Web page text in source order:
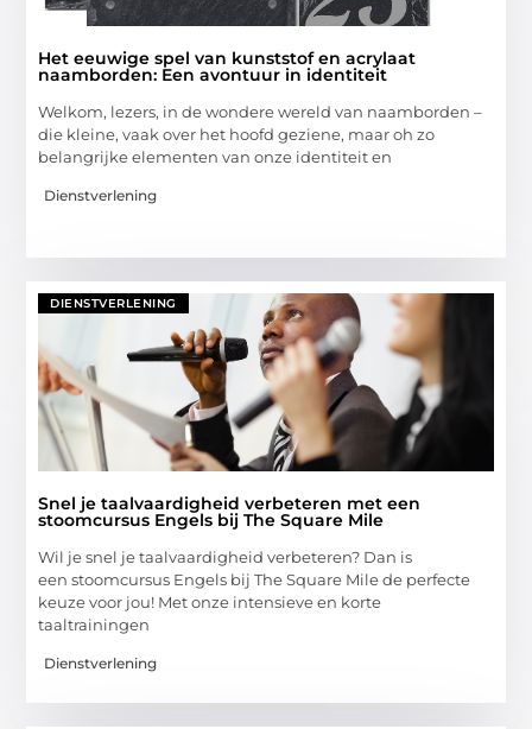
Het eeuwige spel van kunststof en acrylaat
naamborden: Een avontuur in identiteit
Welkom, lezers, in de wondere wereld van naamborden –
die kleine, vaak over het hoofd geziene, maar oh zo
belangrijke elementen van onze identiteit en
Dienstverlening
DIENSTVERLENING
Snel je taalvaardigheid verbeteren met een
stoomcursus Engels bij The Square Mile
Wil je snel je taalvaardigheid verbeteren? Dan is
een stoomcursus Engels bij The Square Mile de perfecte
keuze voor jou! Met onze intensieve en korte
taaltrainingen
Dienstverlening